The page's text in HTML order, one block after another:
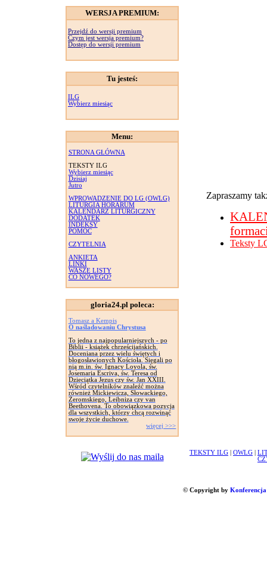
WERSJA PREMIUM:
Przejdź do wersji premium
Czym jest wersja premium?
Dostęp do wersji premium
Tu jesteś:
ILG
Wybierz miesiąc
Menu:
STRONA GŁÓWNA
TEKSTY ILG
Wybierz miesiąc
Dzisiaj
Jutro
WPROWADZENIE DO LG (OWLG)
LITURGIA HORARUM
KALENDARZ LITURGICZNY
DODATEK
INDEKSY
POMOC
CZYTELNIA
ANKIETA
LINKI
WASZE LISTY
CO NOWEGO?
gloria24.pl poleca:
Tomasz a Kempis
O naśladowaniu Chrystusa
To jedna z najpopularniejszych - po
Biblii - książek chrześcijańskich.
Doceniana przez wielu świętych i
błogosławionych Kościoła. Sięgali po
nią m.in. św. Ignacy Loyola, św.
Josemaria Escriva, św. Teresa od
Dzieciątka Jezus czy św. Jan XXIII.
Wśród czytelników znaleźć można
również Mickiewicza, Słowackiego,
Żeromskiego, Leibniza czy van
Beethovena. To obowiązkowa pozycja
dla wszystkich, którzy chcą rozwinąć
swoje życie duchowe.
więcej >>>
Zapraszamy
Teksty
TEKSTY ILG OWLG
© Copyright by Konferencja